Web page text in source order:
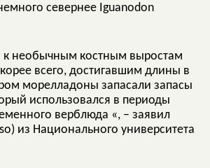
севернее Iguanodon
к необычным костным выростам
всего, достигавшим длины в
морелладоны запасали запасы
использовался в периоды
верблюда «, – заявил
из Национального университета